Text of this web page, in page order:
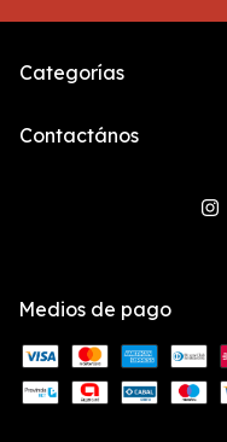
Categorías
Contactános
Medios de pago